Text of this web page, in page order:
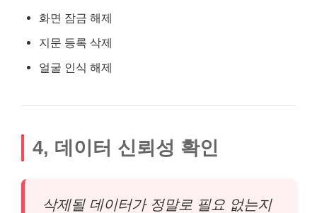
화면 잠금 해제
지문 등록 삭제
얼굴 인식 해제
4, 데이터 신뢰성 확인
삭제될 데이터가 정말로 필요 없는지